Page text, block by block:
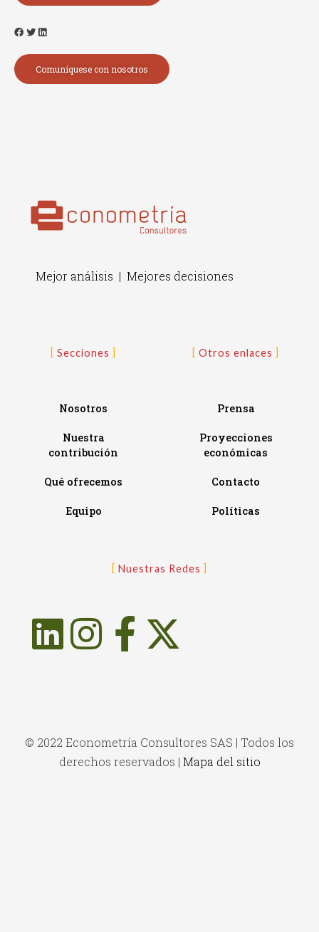
Comuníquese con nosotros
Mejor análisis | Mejores decisiones
Secciones
Nosotros
Nuestra
contribución
Qué ofrecemos
Equipo
Otros enlaces
Prensa
Proyecciones
económicas
Contacto
Políticas
Nuestras Redes
© 2022 Econometría Consultores SAS | Todos los
derechos reservados | Mapa del sitio